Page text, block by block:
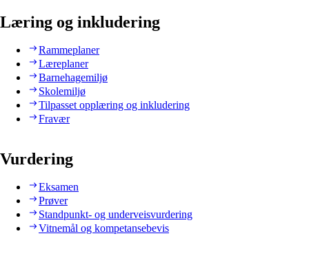
Læring og inkludering
Rammeplaner
Læreplaner
Barnehagemiljø
Skolemiljø
Tilpasset opplæring og inkludering
Fravær
Vurdering
Eksamen
Prøver
Standpunkt- og underveisvurdering
Vitnemål og kompetansebevis